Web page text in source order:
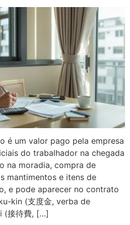
é um valor pago pela empresa
do trabalhador na chegada
na moradia, compra de
mantimentos e itens de
e pode aparecer no contrato
kin (支度金, verba de
(接待費, […]